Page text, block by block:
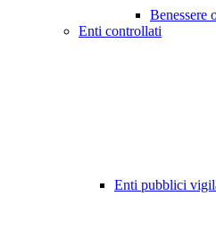
Benessere
Enti controllati
Enti pubblici